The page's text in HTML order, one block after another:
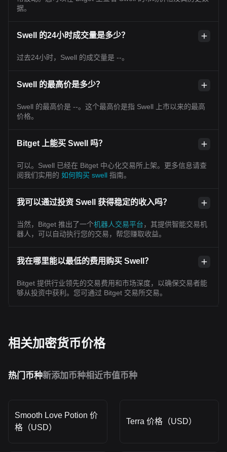
据。
Swell 的24小时成交量是多少？
过去24小时，Swell 的成交量是 --。
Swell 的最高价是多少？
Swell 的最高价是 --。这个最高价是指 Swell 上市以来的最高
价格。
Bitget 上能买 Swell 吗？
可以。Swell 已经在 Bitget 中心化交易所上架。更多信息请查
阅我们实用的 如何购买 swell 指南。
我可以通过投资 Swell 获得稳定的收入吗？
当然，Bitget 推出了一个机器人交易平台，其提供智能交易机
器人，可以自动执行您的交易，帮您赚取收益。
我在哪里能以最低的费用购买 Swell？
Bitget 提供行业领先的交易费用和市场深度，以确保交易者能
够从投资中获利。您可通过 Bitget 交易所交易。
相关加密货币价格
热门币种新添加币种相近市值币种
Smooth Love Potion 价
格（USD）
Terra 价格（USD）